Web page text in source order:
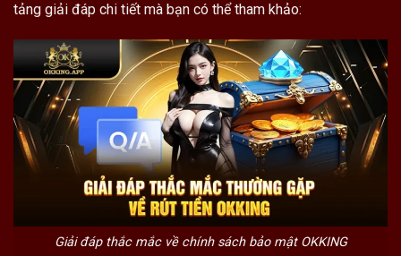
tảng giải đáp chi tiết mà bạn có thể tham khảo:
Giải đáp thắc mắc về chính sách bảo mật OKKING